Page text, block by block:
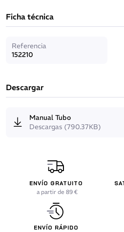
Ficha técnica
Referencia
152210
Descargar
Manual Tubo
Descargas (790.37KB)
ENVÍO GRATUITO
a partir de 89 €
ENVÍO RÁPIDO